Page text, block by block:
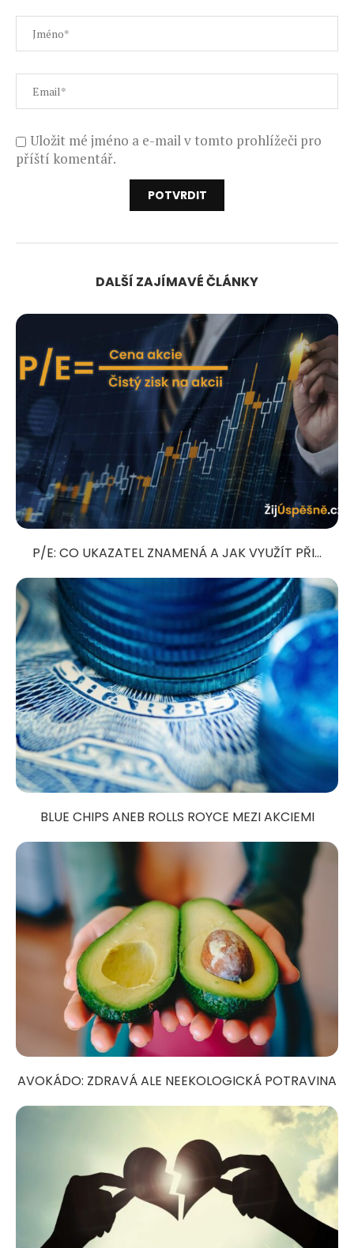
Uložit mé jméno a e-mail v tomto prohlížeči pro
příští komentář.
DALŠÍ ZAJÍMAVÉ ČLÁNKY
P/E: CO UKAZATEL ZNAMENÁ A JAK VYUŽÍT PŘI...
BLUE CHIPS ANEB ROLLS ROYCE MEZI AKCIEMI
AVOKÁDO: ZDRAVÁ ALE NEEKOLOGICKÁ POTRAVINA